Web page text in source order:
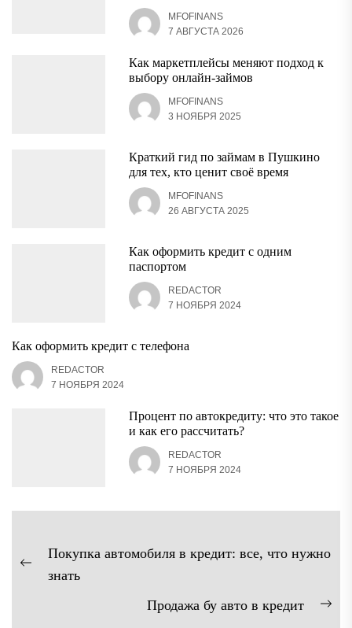
MFOFINANS
7 АВГУСТА 2026
Как маркетплейсы меняют подход к
выбору онлайн-займов
MFOFINANS
3 НОЯБРЯ 2025
Краткий гид по займам в Пушкино
для тех, кто ценит своё время
MFOFINANS
26 АВГУСТА 2025
Как оформить кредит с одним
паспортом
REDACTOR
7 НОЯБРЯ 2024
Как оформить кредит с телефона
REDACTOR
7 НОЯБРЯ 2024
Процент по автокредиту: что это такое
и как его рассчитать?
REDACTOR
7 НОЯБРЯ 2024
Навигация
поПредыдущая
Покупка автомобиля в кредит: все, что нужно
знать
Продажа бу авто в кредит